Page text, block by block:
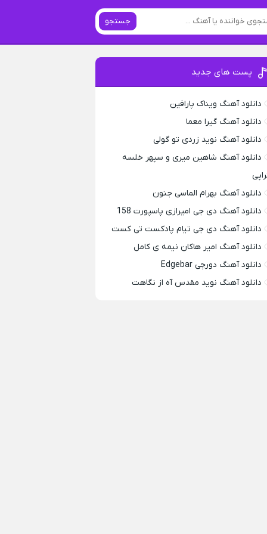
جستجو
پست های جدید
دانلود آهنگ ویناک پارافین
دانلود آهنگ گیرا معما
دانلود آهنگ نوید زردی تو گولی
دانلود آهنگ شاهین میری و سپهر خلسه
دانلود آهنگ بهرام الماسی جنون
دانلود آهنگ دی جی امیرازی پاسپورت 158
دانلود آهنگ دی جی تیام پادکست تی کست
دانلود آهنگ امیر هاکان نیمه ی کامل
دانلود آهنگ دورچی Edgebar
دانلود آهنگ نوید مقدس آه از نگاهت